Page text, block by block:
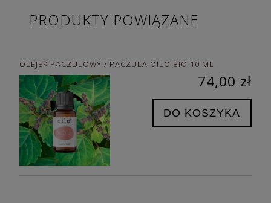
PRODUKTY POWIĄZANE
OLEJEK PACZULOWY / PACZULA OILO BIO 10 ML
74,00 zł
DO KOSZYKA